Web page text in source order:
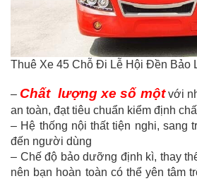
Thuê Xe 45 Chỗ Đi Lễ Hội Đền Bảo
– Chất lượng xe số mộtvới
an toàn, đạt tiêu chuẩn kiểm định
– Hệ thống nội thất tiện nghi, sang
đến người dùng
– Chế độ bảo dưỡng định kì, thay
nên bạn hoàn toàn có thể yên tâm